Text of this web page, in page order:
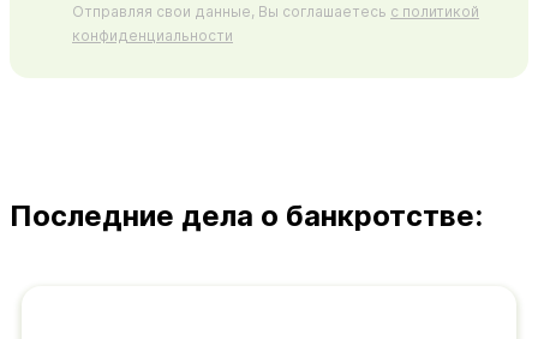
Отправляя свои данные, Вы соглашаетесь с политикой
конфиденциальности
Последние дела о банкротстве: